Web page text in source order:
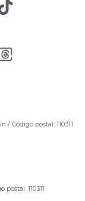
/ Código postal: 110311
110311